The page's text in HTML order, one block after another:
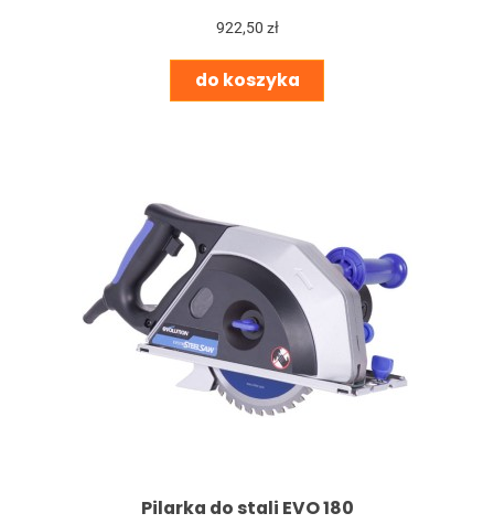
922,50 zł
do koszyka
Pilarka do stali EVO 180